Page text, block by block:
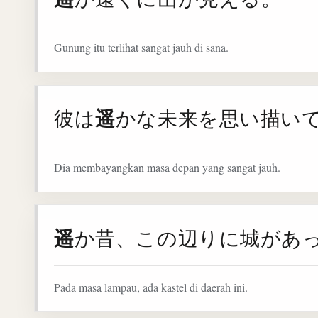
Gunung itu terlihat sangat jauh di sana.
彼は遥かな未来を思い描い
Dia membayangkan masa depan yang sangat jauh.
遥か昔、この辺りに城があっ
Pada masa lampau, ada kastel di daerah ini.